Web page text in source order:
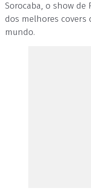
Sorocaba, o show de
dos melhores covers
mundo.